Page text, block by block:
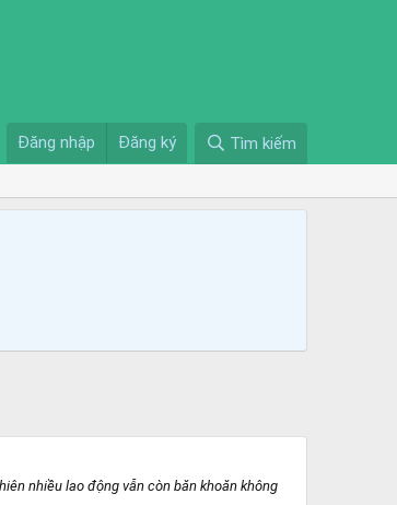
Đăng nhập Đăng ký Tìm kiếm
nhiều lao động vẫn còn băn khoăn không